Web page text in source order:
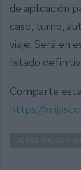
de aplicación
caso, turno,
viaje. Será en
listado
Comparte
https://